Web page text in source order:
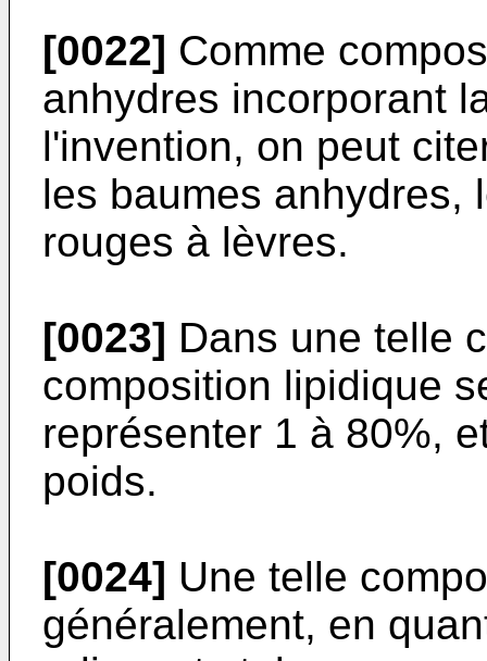
[0022] Comme
anhydres incorporant
l'invention, on peut
les baumes anhydres,
rouges à lèvres.
[0023] Dans une telle
composition lipidique
représenter 1 à 80%,
poids.
[0024] Une telle
généralement, en